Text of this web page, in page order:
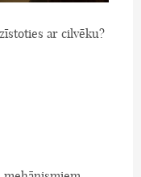
ar cilvēku?